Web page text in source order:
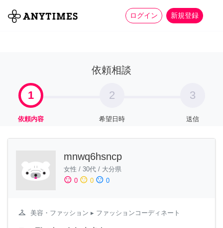
ログイン 新規登録
全て 家事 more_horiz
依頼相談
1
依頼内容
2
希望日時
3
送信
mnwq6hsncp
女性 / 30代 / 大分県
sentiment_satisfied 0 sentiment_neutral 0 sentiment_dissatisfied 0
checkroom 美容・ファッション ▸ ファッションコーディネート